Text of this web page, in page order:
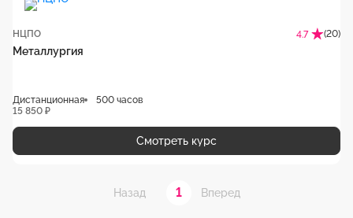
НЦПО 4.7 (20)
Металлургия
Дистанционная
500 часов
15 850 ₽
Смотреть курс
Назад 1 Вперед